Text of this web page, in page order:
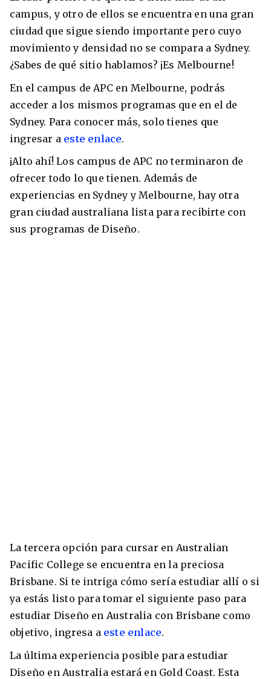
campus, y otro de ellos se encuentra en una gran
ciudad que sigue siendo importante pero cuyo
movimiento y densidad no se compara a Sydney.
¿Sabes de qué sitio hablamos? ¡Es Melbourne!
En el campus de APC en Melbourne, podrás
acceder a los mismos programas que en el de
Sydney. Para conocer más, solo tienes que
ingresar a este enlace.
¡Alto ahí! Los campus de APC no terminaron de
ofrecer todo lo que tienen. Además de
experiencias en Sydney y Melbourne, hay otra
gran ciudad australiana lista para recibirte con
sus programas de Diseño.
La tercera opción para cursar en Australian
Pacific College se encuentra en la preciosa
Brisbane. Si te intriga cómo sería estudiar allí o si
ya estás listo para tomar el siguiente paso para
estudiar Diseño en Australia con Brisbane como
objetivo, ingresa a este enlace.
La última experiencia posible para estudiar
Diseño en Australia estará en Gold Coast. Esta